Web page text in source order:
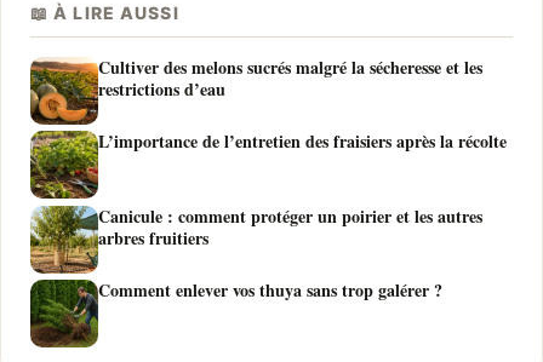
📖 À LIRE AUSSI
Cultiver des melons sucrés malgré la sécheresse et les
restrictions d’eau
L’importance de l’entretien des fraisiers après la récolte
Canicule : comment protéger un poirier et les autres
arbres fruitiers
Comment enlever vos thuya sans trop galérer ?